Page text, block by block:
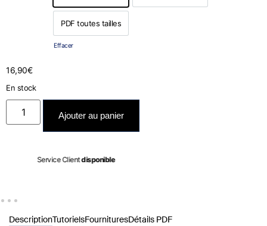
PDF toutes tailles
PDF toutes tailles
Effacer
16,90€
En stock
Ajouter au panier
Expédié entre le
DescriptionTutorielsFournituresDétails PDF